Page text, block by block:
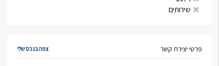
שירותים
פרטי יצירת קשר צפה בנכס שלי